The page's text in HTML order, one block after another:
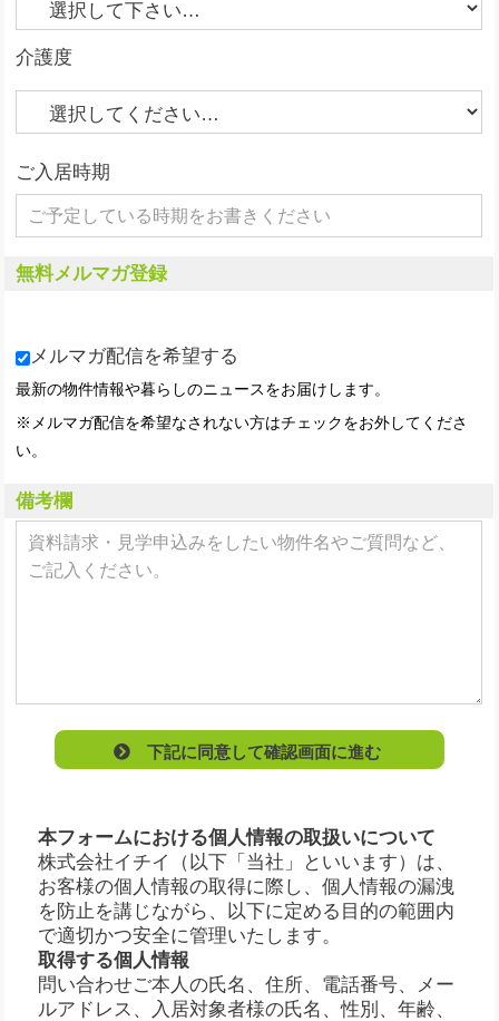
介護度
ご入居時期
無料メルマガ登録
メルマガ配信を希望する
最新の物件情報や暮らしのニュースをお届けします。
※メルマガ配信を希望なされない方はチェックをお外してくださ
い。
備考欄
下記に同意して確認画面に進む
本フォームにおける個人情報の取扱いについて
株式会社イチイ（以下「当社」といいます）は、
お客様の個人情報の取得に際し、個人情報の漏洩
を防止を講じながら、以下に定める目的の範囲内
で適切かつ安全に管理いたします。
取得する個人情報
問い合わせご本人の氏名、住所、電話番号、メー
ルアドレス、入居対象者様の氏名、性別、年齢、